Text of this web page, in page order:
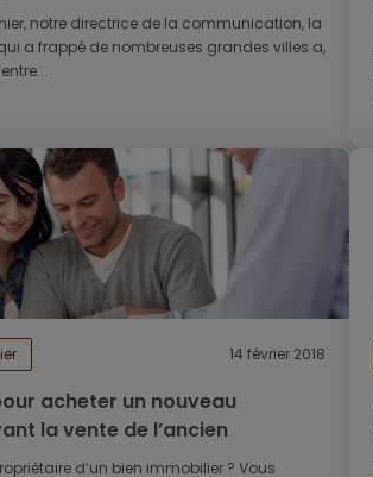
notre directrice de la communication, la
a frappé de nombreuses grandes villes a,
14 février 2018
acheter un nouveau
la vente de l’ancien
d’un bien immobilier ? Vous